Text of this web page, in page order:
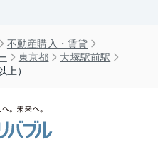
不動産購入・賃貸
東京都
大塚駅前駅
）